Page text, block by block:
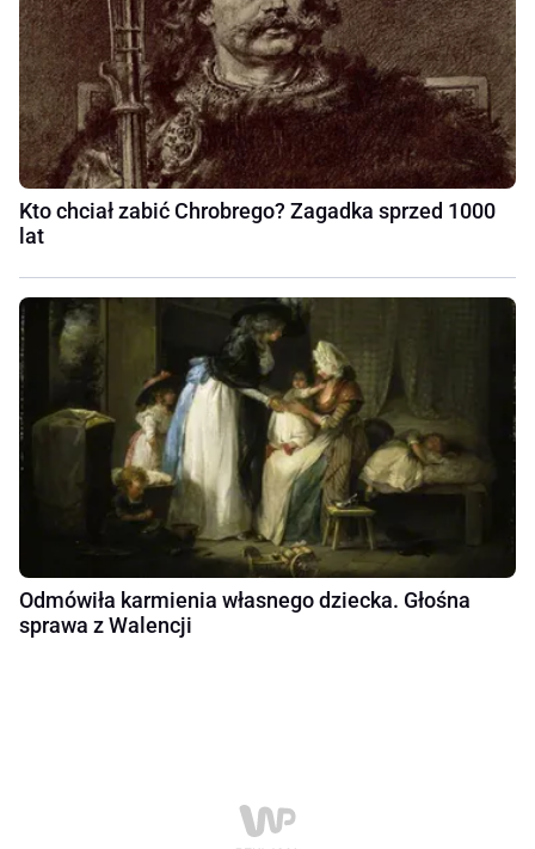
Kto chciał zabić Chrobrego? Zagadka sprzed 1000
lat
Odmówiła karmienia własnego dziecka. Głośna
sprawa z Walencji